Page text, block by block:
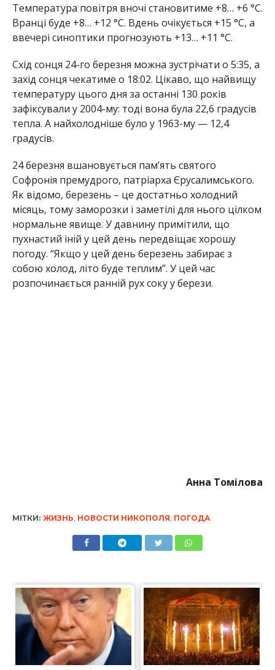
Температура повітря вночі становитиме +8… +6 °С.
Вранці буде +8… +12 °С. Вдень очікується +15 °С, а
ввечері синоптики прогнозують +13… +11 °С.
Схід сонця 24-го березня можна зустрічати о 5:35, а
захід сонця чекатиме о 18:02. Цікаво, що найвищу
температуру цього дня за останні 130 років
зафіксували у 2004-му: тоді вона була 22,6 градусів
тепла. А найхолодніше було у 1963-му — 12,4
градусів.
24 березня вшановується пам’ять святого
Софронія премудрого, патріарха Єрусалимського.
Як відомо, березень – це достатньо холодний
місяць, тому заморозки і заметілі для нього цілком
нормальне явище. У давнину примітили, що
пухнастий іній у цей день передвіщає хорошу
погоду. “Якщо у цей день березень забирає з
собою холод, літо буде теплим”. У цей час
розпочинається ранній рух соку у берези.
Анна Томілова
МІТКИ: ЖИЗНЬ НОВОСТИ НИКОПОЛЯ ПОГОДА